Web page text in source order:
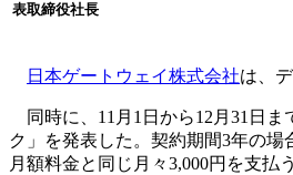
表取締役社長
日本ゲートウェイ株式会社は、
同時に、11月1日から12月31日ま
ク」を発表した。契約期間3年の
月額料金と同じ月々3,000円を支払う